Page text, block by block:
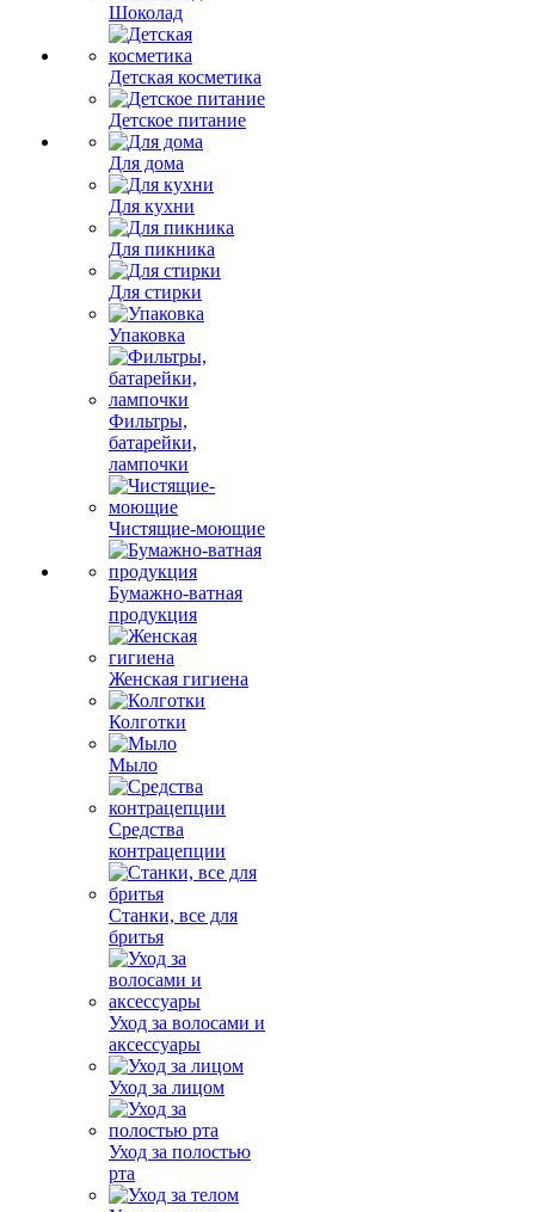
Шоколад
Детская косметика
Детское питание
Для дома
Для кухни
Для пикника
Для стирки
Упаковка
Фильтры,
батарейки,
лампочки
Чистящие-моющие
Бумажно-ватная
продукция
Женская гигиена
Колготки
Мыло
Средства
контрацепции
Станки, все для
бритья
Уход за волосами и
аксессуары
Уход за лицом
Уход за полостью
рта